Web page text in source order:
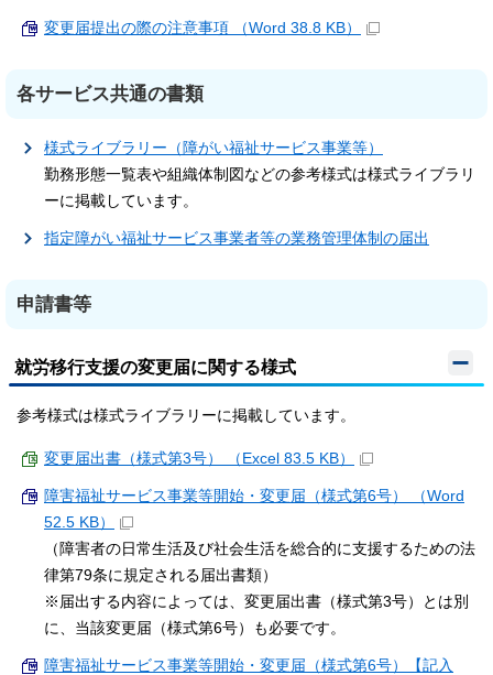
変更届提出の際の注意事項 （Word 38.8 KB）
各サービス共通の書類
様式ライブラリー（障がい福祉サービス事業等）
勤務形態一覧表や組織体制図などの参考様式は様式ライブラリ
ーに掲載しています。
指定障がい福祉サービス事業者等の業務管理体制の届出
申請書等
就労移行支援の変更届に関する様式
参考様式は様式ライブラリーに掲載しています。
変更届出書（様式第3号） （Excel 83.5 KB）
障害福祉サービス事業等開始・変更届（様式第6号） （Word
52.5 KB）
（障害者の日常生活及び社会生活を総合的に支援するための法
律第79条に規定される届出書類）
※届出する内容によっては、変更届出書（様式第3号）とは別
に、当該変更届（様式第6号）も必要です。
障害福祉サービス事業等開始・変更届（様式第6号）【記入